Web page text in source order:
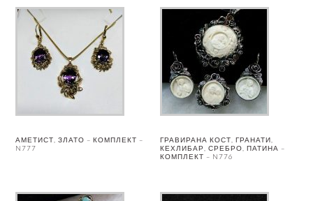
АМЕТИСТ, ЗЛАТО – КОМПЛЕКТ –
N777
ГРАВИРАНА КОСТ, ГРАНАТИ,
КЕХЛИБАР, СРЕБРО, ПАТИНА –
КОМПЛЕКТ – N776